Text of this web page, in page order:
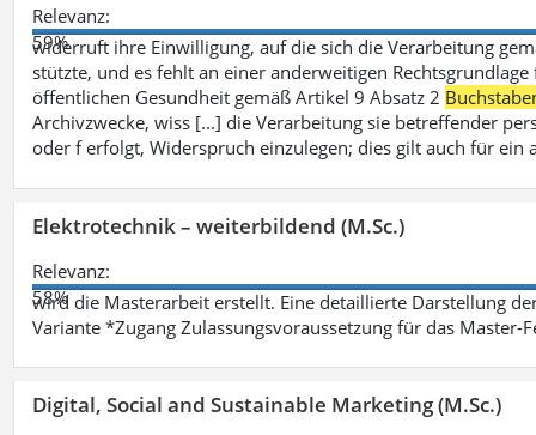
Relevanz:
59%
widerruft ihre Einwilligung, auf die sich die Verarbeitung
stützte, und es fehlt an einer anderweitigen
öffentlichen Gesundheit gemäß Artikel 9 Absatz 2
Archivzwecke, wiss [...] die Verarbeitung sie betreffender
oder f erfolgt, Widerspruch einzulegen; dies gilt auch für ein
Elektrotechnik – weiterbildend (M.Sc.)
Relevanz:
58%
wird die Masterarbeit erstellt. Eine detaillierte Darstellung
Variante *Zugang Zulassungsvoraussetzung für das Master-
Digital, Social and Sustainable Marketing (M.Sc.)